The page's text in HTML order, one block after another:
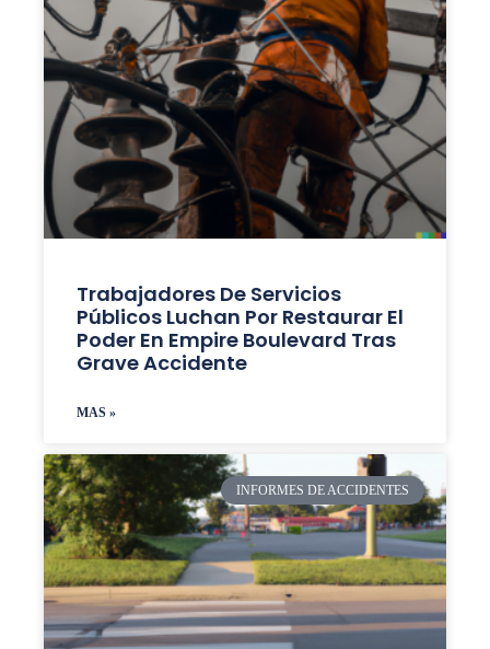
Trabajadores De Servicios
Públicos Luchan Por Restaurar El
Poder En Empire Boulevard Tras
Grave Accidente
MAS »
INFORMES DE ACCIDENTES